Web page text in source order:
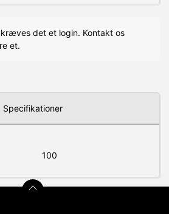
det et login. Kontakt os
et.
Specifikationer
100